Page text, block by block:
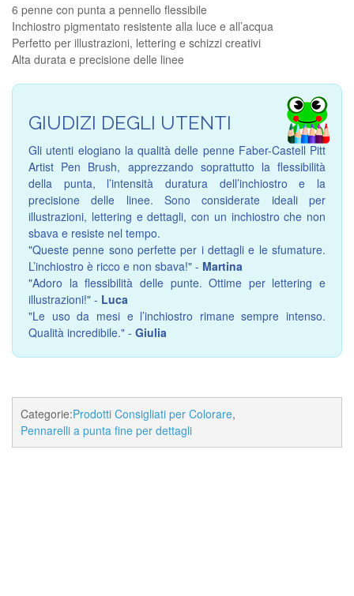
6 penne con punta a pennello flessibile
Inchiostro pigmentato resistente alla luce e all’acqua
Perfetto per illustrazioni, lettering e schizzi creativi
Alta durata e precisione delle linee
GIUDIZI DEGLI UTENTI
Gli utenti elogiano la qualità delle penne Faber-Castell Pitt
Artist Pen Brush, apprezzando soprattutto la flessibilità
della punta, l’intensità duratura dell’inchiostro e la
precisione delle linee. Sono considerate ideali per
illustrazioni, lettering e dettagli, con un inchiostro che non
sbava e resiste nel tempo.
"Queste penne sono perfette per i dettagli e le sfumature.
L’inchiostro è ricco e non sbava!" - Martina
"Adoro la flessibilità delle punte. Ottime per lettering e
illustrazioni!" - Luca
"Le uso da mesi e l’inchiostro rimane sempre intenso.
Qualità incredibile." - Giulia
Categorie:Prodotti Consigliati per Colorare,
Pennarelli a punta fine per dettagli